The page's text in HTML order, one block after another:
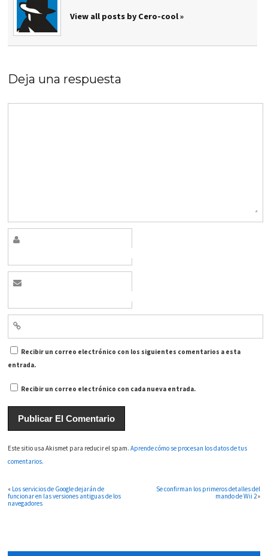
View all posts by Cero-cool »
Deja una respuesta
Recibir un correo electrónico con los siguientes comentarios a esta
entrada.
Recibir un correo electrónico con cada nueva entrada.
Este sitio usa Akismet para reducir el spam.Aprende cómo se procesan los datos de tus
comentarios.
« Los servicios de Google dejarán de
funcionar en las versiones antiguas de los
navegadores
Se confirman los primeros detalles del
mando de Wii 2»